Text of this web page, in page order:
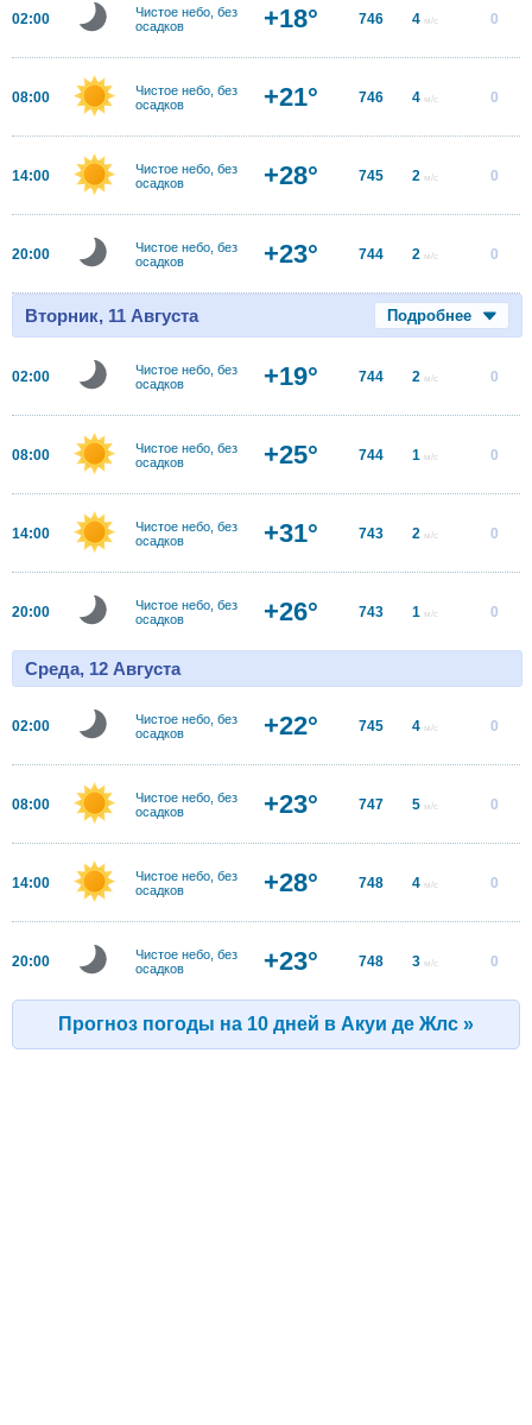
02:00
Чистое небо, без
осадков
+18° 746 4 м/с 0
08:00
Чистое небо, без
осадков
+21° 746 4 м/с 0
14:00
Чистое небо, без
осадков
+28° 745 2 м/с 0
20:00
Чистое небо, без
осадков
+23° 744 2 м/с 0
Вторник, 11 Августа Подробнее
02:00
Чистое небо, без
осадков
+19° 744 2 м/с 0
08:00
Чистое небо, без
осадков
+25° 744 1 м/с 0
14:00
Чистое небо, без
осадков
+31° 743 2 м/с 0
20:00
Чистое небо, без
осадков
+26° 743 1 м/с 0
Среда, 12 Августа
02:00
Чистое небо, без
осадков
+22° 745 4 м/с 0
08:00
Чистое небо, без
осадков
+23° 747 5 м/с 0
14:00
Чистое небо, без
осадков
+28° 748 4 м/с 0
20:00
Чистое небо, без
осадков
+23° 748 3 м/с 0
Прогноз погоды на 10 дней в Акуи де Жлс »